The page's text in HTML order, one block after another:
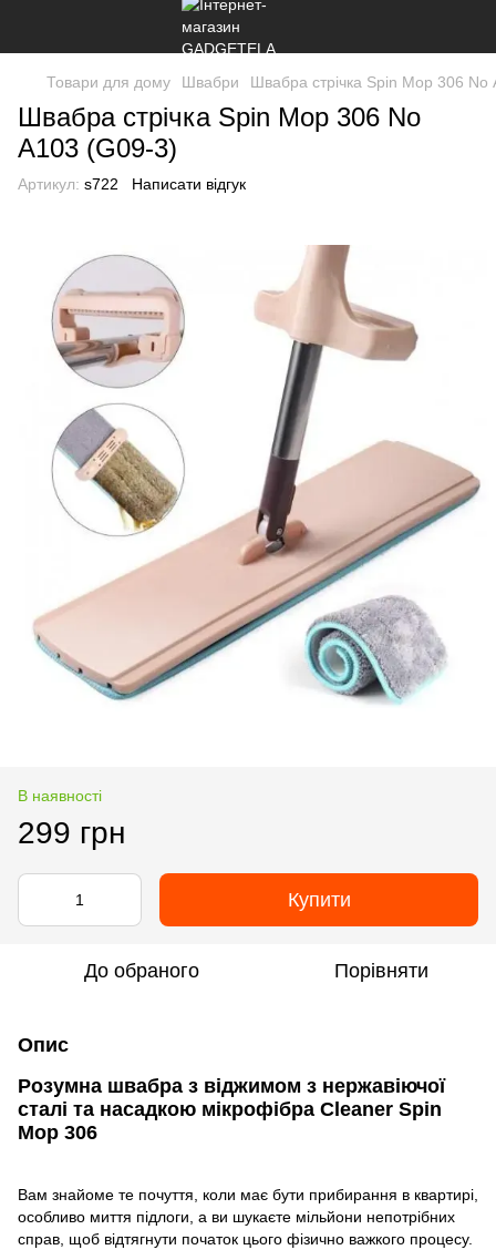
Товари для дому Швабри Швабра стрічка Spin Mop 306
Швабра стрічка Spin Mop 306 No
А103 (G09-3)
Артикул: s722 Написати відгук
В наявності
299 грн
Купити
До обраного Порівняти
Опис
Розумна швабра з віджимом з нержавіючої
сталі та насадкою мікрофібра Cleaner Spin
Mop 306
Вам знайоме те почуття, коли має бути прибирання в квартирі,
особливо миття підлоги, а ви шукаєте мільйони непотрібних
справ, щоб відтягнути початок цього фізично важкого процесу.